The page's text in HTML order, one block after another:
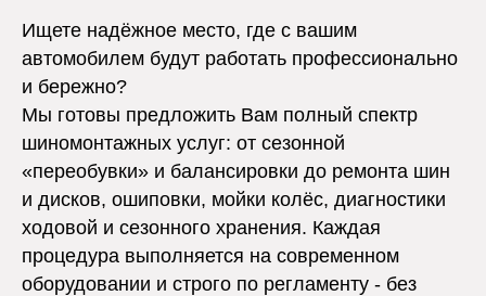
Ищете надёжное место, где с вашим
автомобилем будут работать профессионально
и бережно?
Мы готовы предложить Вам полный спектр
шиномонтажных услуг: от сезонной
«переобувки» и балансировки до ремонта шин
и дисков, ошиповки, мойки колёс, диагностики
ходовой и сезонного хранения. Каждая
процедура выполняется на современном
оборудовании и строго по регламенту - без